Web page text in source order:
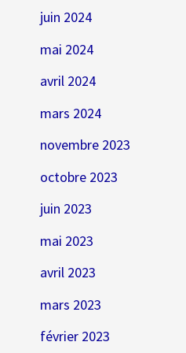
juin 2024
mai 2024
avril 2024
mars 2024
novembre 2023
octobre 2023
juin 2023
mai 2023
avril 2023
mars 2023
février 2023